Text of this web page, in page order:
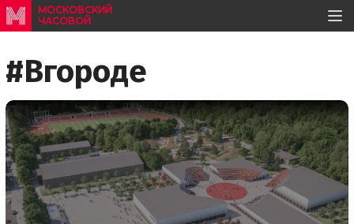
МОСКОВСКИЙ
ЧАСОВОЙ
#Вгороде